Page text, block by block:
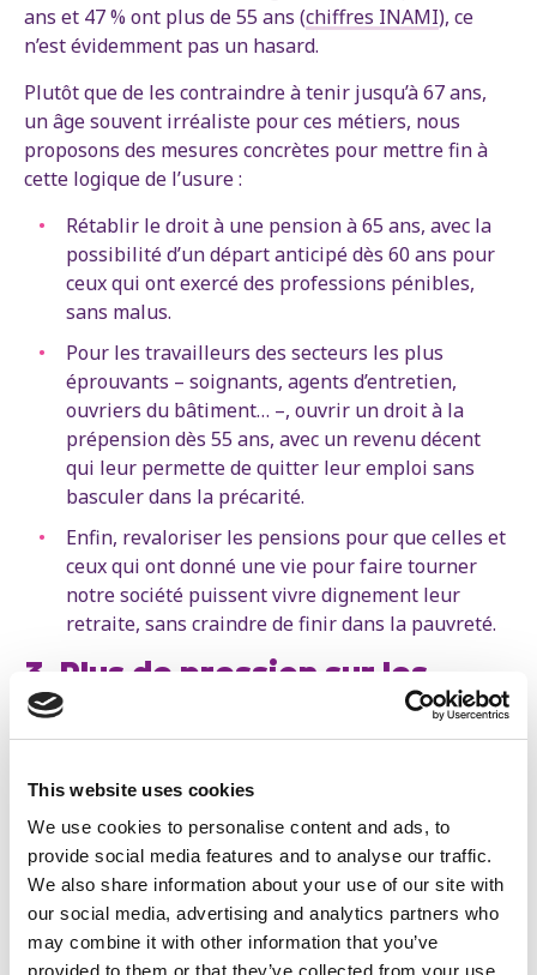
This website uses cookies
We use cookies to personalise content and ads, to
provide social media features and to analyse our traffic.
We also share information about your use of our site with
our social media, advertising and analytics partners who
may combine it with other information that you’ve
provided to them or that they’ve collected from your use
ans et 47 % ont plus de 55 ans (chiffres INAMI), ce
n’est évidemment pas un hasard.
Plutôt que de les contraindre à tenir jusqu’à 67 ans,
un âge souvent irréaliste pour ces métiers, nous
proposons des mesures concrètes pour mettre fin à
cette logique de l’usure :
Rétablir le droit à une pension à 65 ans, avec la
possibilité d’un départ anticipé dès 60 ans pour
ceux qui ont exercé des professions pénibles,
sans malus.
Pour les travailleurs des secteurs les plus
éprouvants – soignants, agents d’entretien,
ouvriers du bâtiment… –, ouvrir un droit à la
prépension dès 55 ans, avec un revenu décent
qui leur permette de quitter leur emploi sans
basculer dans la précarité.
Enfin, revaloriser les pensions pour que celles et
ceux qui ont donné une vie pour faire tourner
notre société puissent vivre dignement leur
retraite, sans craindre de finir dans la pauvreté.
3. Plus de pression sur les
malades, c’est plus de
présentéisme, c’est plus de
malades
Un autre facteur clé dans l’augmentation du
nombre de travailleurs malades est le
présentéisme. En précarisant les contrats, en